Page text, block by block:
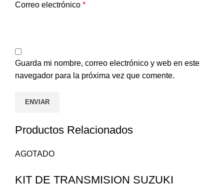
Correo electrónico *
Guarda mi nombre, correo electrónico y web en este
navegador para la próxima vez que comente.
Productos Relacionados
AGOTADO
KIT DE TRANSMISION SUZUKI